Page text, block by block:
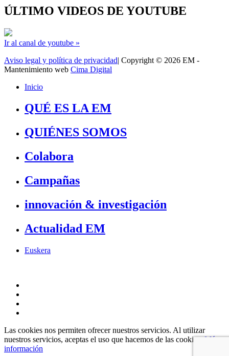
ÚLTIMO VIDEOS DE YOUTUBE
Ir al canal de youtube »
Aviso legal y política de privacidad| Copyright © 2026 EM -
Mantenimiento web Cima Digital
Inicio
QUÉ ES LA EM
QUIÉNES SOMOS
Colabora
Campañas
innovación & investigación
Actualidad EM
Euskera
Las cookies nos permiten ofrecer nuestros servicios. Al utilizar
nuestros servicios, aceptas el uso que hacemos de las cookies.Más
información